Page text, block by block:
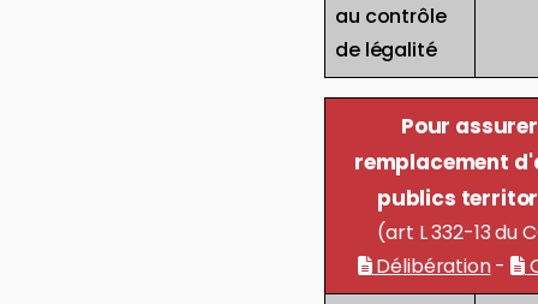
au contrôle
de légalité
Pour
remplacement
publics
(art L 332-13 du
Délibération-